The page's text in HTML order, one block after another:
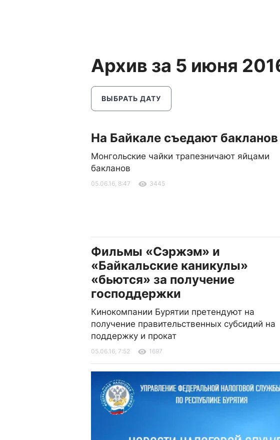
Архив за 5 июня
ВЫБРАТЬ ДАТУ
На Байкале съедают бакланов
Монгольские чайки трапезничают яйцами
бакланов
05.06.16, 8:47 3445
Фильмы «Сэржэм» и
«Байкальские каникулы»
«бьются» за получение
господдержки
Кинокомпании Бурятии претендуют на
получение правительственных субсидий на
поддержку и прокат
05.06.16, 7:52 1697